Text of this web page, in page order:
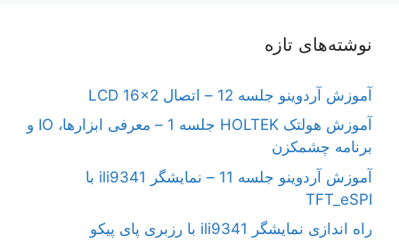
نوشته‌های تازه
آموزش آردوینو جلسه 12 – اتصال LCD 16×2
آموزش هولتک HOLTEK جلسه 1 – معرفی ابزارها، IO و
برنامه چشمکزن
آموزش آردوینو جلسه 11 – نمایشگر ili9341 با
TFT_eSPI
راه اندازی نمایشگر ili9341 با رزبری پای پیکو